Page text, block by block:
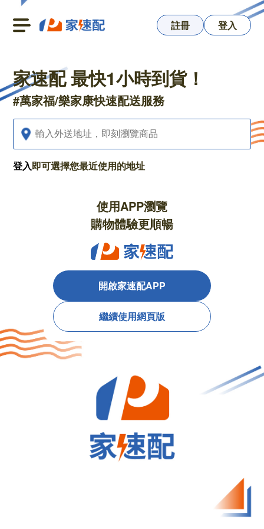
註冊 登入
家速配 最快1小時到貨！
#萬家福/樂家康快速配送服務
登入即可選擇您最近使用的地址
使用APP瀏覽
購物體驗更順暢
開啟家速配APP
繼續使用網頁版
Navigated to 家速配